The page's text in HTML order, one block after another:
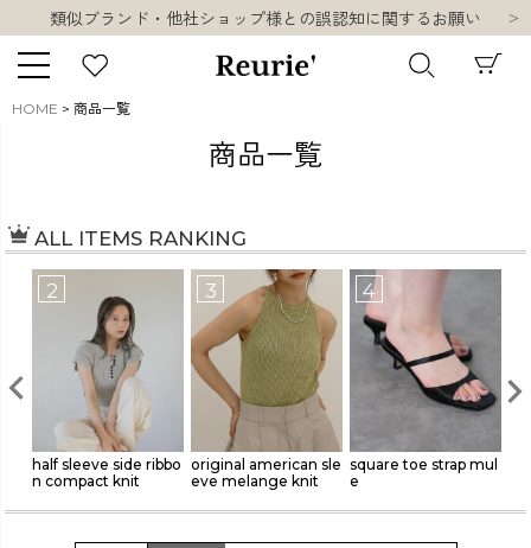
類似ブランド・他社ショップ様との誤認知に関するお願い
熊本県熊本地方を震源とする地震の影響について
10,000円以上ご購入で送料無料
販売タイプ
新着 再入荷 SALE
商品タイプ
HOME 商品一覧
商品一覧
ALL ITEMS RANKING
3
original american sle
eve melange knit
4
square toe strap mul
e
5
bucket tote bag(aya
ka select)